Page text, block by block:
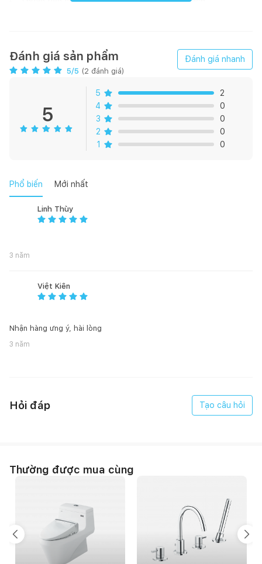
Đánh giá sản phẩm
5/5 (2 đánh giá)
Đánh giá nhanh
5
5
2
4
0
3
0
2
0
1
0
Phổ biến Mới nhất
Linh Thùy
3 năm
Việt Kiên
Nhận hàng ưng ý, hài lòng
3 năm
Hỏi đáp Tạo câu hỏi
Thường được mua cùng